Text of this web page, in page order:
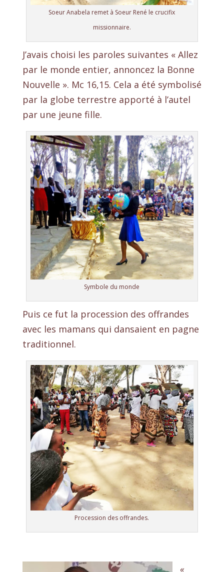
Soeur Anabela remet à Soeur René le crucifix
missionnaire.
J’avais choisi les paroles suivantes « Allez
par le monde entier, annoncez la Bonne
Nouvelle ». Mc 16,15. Cela a été symbolisé
par la globe terrestre apporté à l’autel
par une jeune fille.
Symbole du monde
Puis ce fut la procession des offrandes
avec les mamans qui dansaient en pagne
traditionnel.
Procession des offrandes.
«